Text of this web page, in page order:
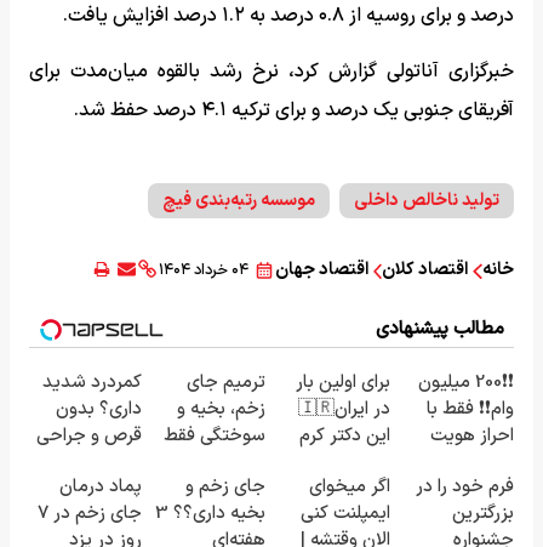
درصد و برای روسیه از ۰.۸ درصد به ۱.۲ درصد افزایش یافت.
خبرگزاری آناتولی گزارش کرد، نرخ رشد بالقوه میان‌مدت برای
آفریقای جنوبی یک درصد و برای ترکیه ۴.۱ درصد حفظ شد.
تولید ناخالص داخلی موسسه رتبه‌بندی فیچ
خانه اقتصاد کلان اقتصاد جهان ۰۴ خرداد ۱۴۰۴
مطالب پیشنهادی
❗❗200 میلیون
وام❗❗ فقط با
احراز هویت
برای اولین بار
در ایران🇮🇷
این دکتر کرم
23 روزه
ساخت!
ترمیم جای
زخم، بخیه و
سوختگی فقط
کمردرد شدید
داری؟ بدون
قرص و جراحی
◗پرسش‌نامه◖
فرم خود را در
بزرگترین
جشنواره
اگر میخوای
ایمپلنت کنی
الان وقتشه |
جای زخم و
بخیه داری؟؟ 3
هفته‌ای
پماد درمان
جای زخم در ۷
روز در یزد